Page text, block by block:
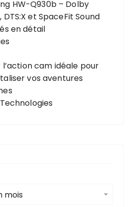
HW-Q930b – Dolby
DTS:X et SpaceFit Sound
en détail
l’action cam idéale pour
vos aventures
mois